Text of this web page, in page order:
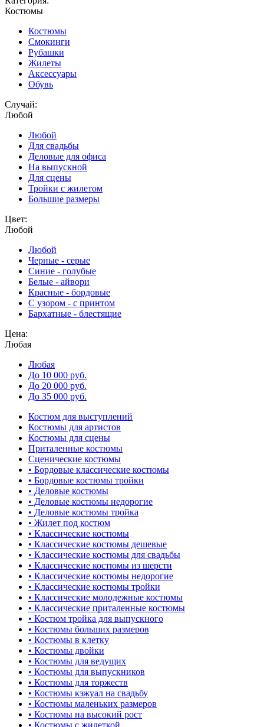
Костюмы
Костюмы
Смокинги
Рубашки
Жилеты
Аксессуары
Обувь
Случай:
Любой
Любой
Для свадьбы
Деловые для офиса
На выпускной
Для сцены
Тройки с жилетом
Большие размеры
Цвет:
Любой
Любой
Черные - серые
Синие - голубые
Белые - айвори
Красные - бордовые
С узором - с принтом
Бархатные - блестящие
Цена:
Любая
Любая
До 10 000 руб.
До 20 000 руб.
До 35 000 руб.
Костюм для выступлений
Костюмы для артистов
Костюмы для сцены
Приталенные костюмы
Сценические костюмы
• Бордовые классические костюмы
• Бордовые костюмы тройки
• Деловые костюмы
• Деловые костюмы недорогие
• Деловые костюмы тройка
• Жилет под костюм
• Классические костюмы
• Классические костюмы дешевые
• Классические костюмы для свадьбы
• Классические костюмы из шерсти
• Классические костюмы недорогие
• Классические костюмы тройки
• Классические молодежные костюмы
• Классические приталенные костюмы
• Костюм тройка для выпускного
• Костюмы больших размеров
• Костюмы в клетку
• Костюмы двойки
• Костюмы для ведущих
• Костюмы для выпускников
• Костюмы для торжеств
• Костюмы кэжуал на свадьбу
• Костюмы маленьких размеров
• Костюмы на высокий рост
• Костюмы с жилеткой